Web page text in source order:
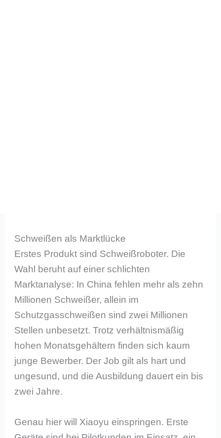
Schweißen als Marktlücke
Erstes Produkt sind Schweißroboter. Die
Wahl beruht auf einer schlichten
Marktanalyse: In China fehlen mehr als zehn
Millionen Schweißer, allein im
Schutzgasschweißen sind zwei Millionen
Stellen unbesetzt. Trotz verhältnismäßig
hohen Monatsgehältern finden sich kaum
junge Bewerber. Der Job gilt als hart und
ungesund, und die Ausbildung dauert ein bis
zwei Jahre.
Genau hier will Xiaoyu einspringen. Erste